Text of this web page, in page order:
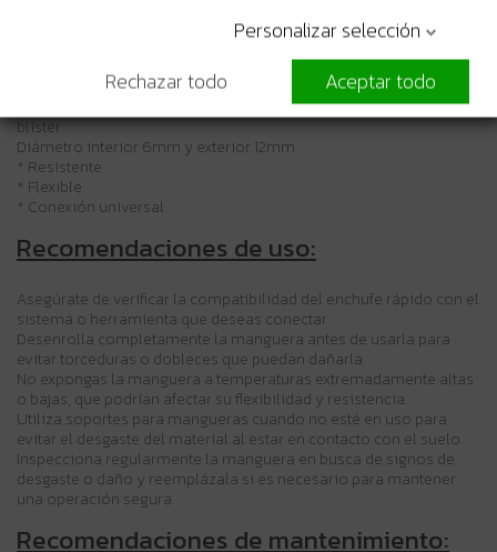
abrasión y a la presión, mientras que su flexibilidad permite un
Manguera de 20mt de goma con enchufe rápido universal, en
blíster.
Diámetro interior 6mm y exterior 12mm
* Resistente
* Flexible
* Conexión universal
Recomendaciones de uso:
Asegúrate de verificar la compatibilidad del enchufe rápido con el
sistema o herramienta que deseas conectar.
Desenrolla completamente la manguera antes de usarla para
evitar torceduras o dobleces que puedan dañarla.
No expongas la manguera a temperaturas extremadamente altas
o bajas, que podrían afectar su flexibilidad y resistencia.
Utiliza soportes para mangueras cuando no esté en uso para
evitar el desgaste del material al estar en contacto con el suelo.
Inspecciona regularmente la manguera en busca de signos de
desgaste o daño y reemplázala si es necesario para mantener
una operación segura.
Recomendaciones de mantenimiento:
Personalizar selección
Rechazar todo
Aceptar todo